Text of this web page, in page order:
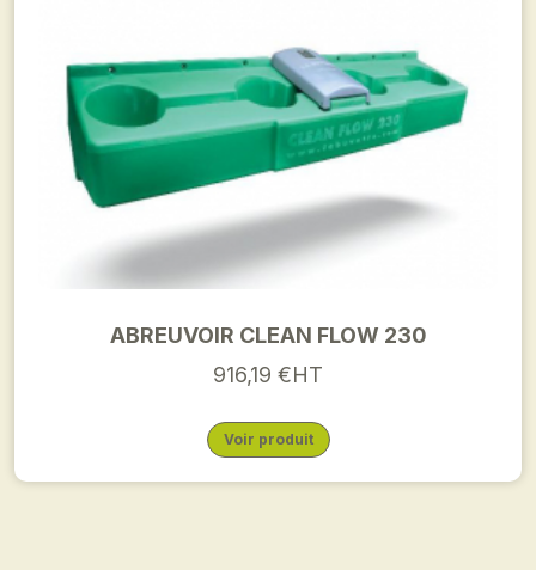
ABREUVOIR CLEAN FLOW 230
916,19 €HT
Voir produit